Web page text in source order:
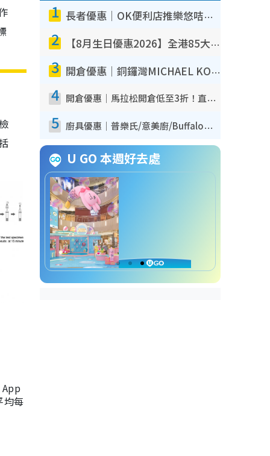
均每
1 長者優惠｜OK便利店推樂悠咭優惠！買麵包/牛奶/保健品拍卡即減
2 【8月生日優惠2026】全港85大食買玩著數攻略 自助餐/火鍋放題同行免費＋誠品/DONKI送現金券
3 開倉優惠｜銅鑼灣MICHAEL KORS開倉低至17折！直擊$500起買手袋/銀包/鞋款 必買經典Jet Set系列
4 開倉優惠｜馬拉松開倉低至3折！直擊$99起買adidas／New Balance／Puma鞋款 STANLEY保溫杯劈價至$119起
5 廚具優惠｜普樂氏/意美廚/Buffalo廚具低至3折！$89起買煎鍋／炒鑊／個人鍋 同場小家電激減至$99起
U GO 本週好去處